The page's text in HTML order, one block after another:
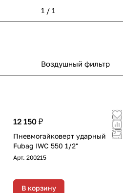
1 / 1
Воздушный фильтр
12 150 ₽
Пневмогайковерт ударный
Fubag IWC 550 1/2"
Арт.200215
В корзину